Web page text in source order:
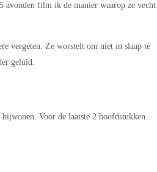
avonden film ik de manier waarop ze vecht
vergeten. Ze worstelt om niet in slaap te
geluid.
Voor de laatste 2 hoofdstukken